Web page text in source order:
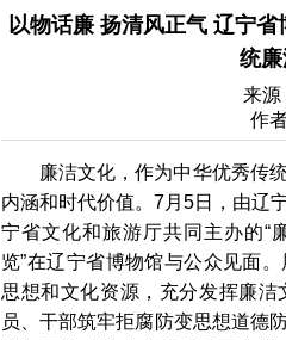
以物话廉 扬清风正气 辽宁
统
来源
作
廉洁文化，作为中华优秀传
内涵和时代价值。7月5日，由辽
宁省文化和旅游厅共同主办的
览”在辽宁省博物馆与公众见面
思想和文化资源，充分发挥廉
员、干部筑牢拒腐防变思想道德